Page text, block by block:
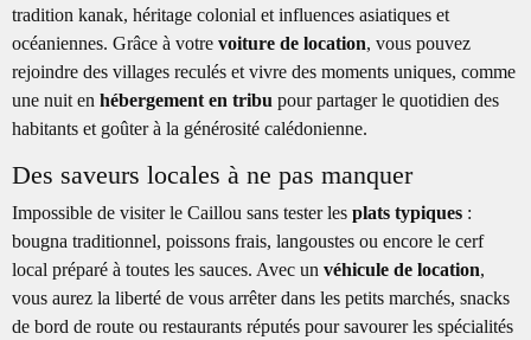
tradition kanak, héritage colonial et influences asiatiques et
océaniennes. Grâce à votre voiture de location, vous pouvez
rejoindre des villages reculés et vivre des moments uniques, comme
une nuit en hébergement en tribu pour partager le quotidien des
habitants et goûter à la générosité calédonienne.
Des saveurs locales à ne pas manquer
Impossible de visiter le Caillou sans tester les plats typiques :
bougna traditionnel, poissons frais, langoustes ou encore le cerf
local préparé à toutes les sauces. Avec un véhicule de location,
vous aurez la liberté de vous arrêter dans les petits marchés, snacks
de bord de route ou restaurants réputés pour savourer les spécialités